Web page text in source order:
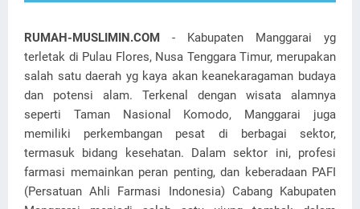
RUMAH-MUSLIMIN.COM - Kabupaten Manggarai yg
terletak di Pulau Flores, Nusa Tenggara Timur, merupakan
salah satu daerah yg kaya akan keanekaragaman budaya
dan potensi alam. Terkenal dengan wisata alamnya
seperti Taman Nasional Komodo, Manggarai juga
memiliki perkembangan pesat di berbagai sektor,
termasuk bidang kesehatan. Dalam sektor ini, profesi
farmasi memainkan peran penting, dan keberadaan PAFI
(Persatuan Ahli Farmasi Indonesia) Cabang Kabupaten